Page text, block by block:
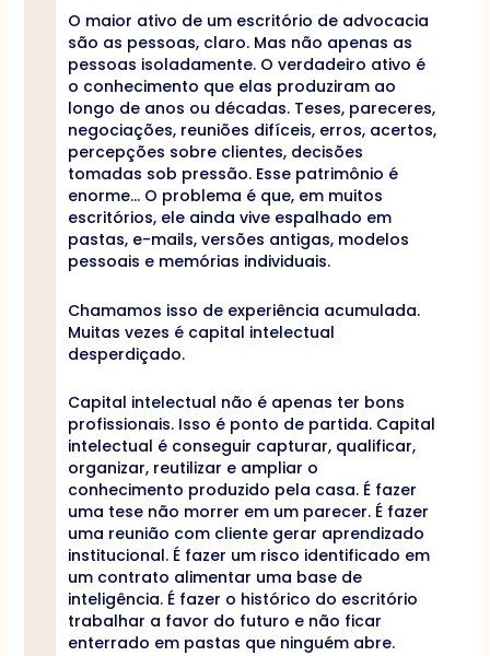
O maior ativo de um escritório de advocacia
são as pessoas, claro. Mas não apenas as
pessoas isoladamente. O verdadeiro ativo é
o conhecimento que elas produziram ao
longo de anos ou décadas. Teses, pareceres,
negociações, reuniões difíceis, erros, acertos,
percepções sobre clientes, decisões
tomadas sob pressão. Esse patrimônio é
enorme… O problema é que, em muitos
escritórios, ele ainda vive espalhado em
pastas, e-mails, versões antigas, modelos
pessoais e memórias individuais.
Chamamos isso de experiência acumulada.
Muitas vezes é capital intelectual
desperdiçado.
Capital intelectual não é apenas ter bons
profissionais. Isso é ponto de partida. Capital
intelectual é conseguir capturar, qualificar,
organizar, reutilizar e ampliar o
conhecimento produzido pela casa. É fazer
uma tese não morrer em um parecer. É fazer
uma reunião com cliente gerar aprendizado
institucional. É fazer um risco identificado em
um contrato alimentar uma base de
inteligência. É fazer o histórico do escritório
trabalhar a favor do futuro e não ficar
enterrado em pastas que ninguém abre.